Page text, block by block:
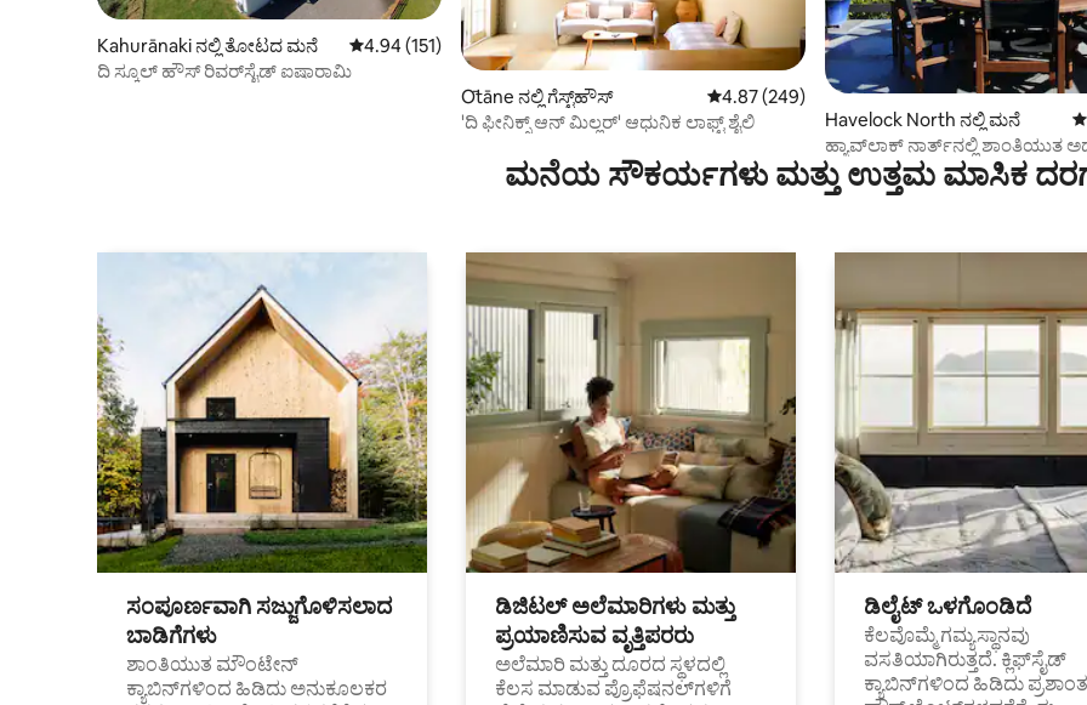
Kahurānaki ನಲ್ಲಿ ತೋಟದ ಮನೆ 5 ರಲ್ಲಿ 4.94 ಸರಾಸರಿ ರೇಟಿಂಗ್, 151 ವಿಮರ್ಶೆಗಳು
4.94 (151)
ದಿ ಸ್ಕೂಲ್ ಹೌಸ್ ರಿವರ್‌ಸೈಡ್ ಐಷಾರಾಮಿ
Ōtāne ನಲ್ಲಿ ಗೆಸ್ಟ್‌ಹೌಸ್ 5 ರಲ್ಲಿ 4.87 ಸರಾಸರಿ ರೇಟಿಂಗ್, 249 ವಿಮರ್ಶೆಗಳು
4.87 (249)
'ದಿ ಫೀನಿಕ್ಸ್ ಆನ್ ಮಿಲ್ಲರ್' ಆಧುನಿಕ ಲಾಫ್ಟ್ ಶೈಲಿ
Havelock North ನಲ್ಲಿ ಮನೆ 5
ಹ್ಯಾವ್‌ಲಾಕ್ ನಾರ್ತ್‌ನಲ್ಲಿ ಶಾಂತಿಯುತ
ಮನೆಯ ಸೌಕರ್ಯಗಳು ಮತ್ತು ಉತ್ತಮ ಮಾಸಿಕ
ಸಂಪೂರ್ಣವಾಗಿ ಸಜ್ಜುಗೊಳಿಸಲಾದ
ಬಾಡಿಗೆಗಳು
ಶಾಂತಿಯುತ ಮೌಂಟೇನ್
ಕ್ಯಾಬಿನ್‌ಗಳಿಂದ ಹಿಡಿದು ಅನುಕೂಲಕರ
ಡಿಜಿಟಲ್ ಅಲೆಮಾರಿಗಳು ಮತ್ತು
ಪ್ರಯಾಣಿಸುವ ವೃತ್ತಿಪರರು
ಅಲೆಮಾರಿ ಮತ್ತು ದೂರದ ಸ್ಥಳದಲ್ಲಿ
ಕೆಲಸ ಮಾಡುವ ಪ್ರೊಫೆಷನಲ್‌ಗಳಿಗೆ
ಡಿಲೈಟ್ ಒಳಗೊಂಡಿದೆ
ಕೆಲವೊಮ್ಮೆ ಗಮ್ಯಸ್ಥಾನವು
ವಸತಿಯಾಗಿರುತ್ತದೆ. ಕ್ಲಿಫ್‌ಸೈಡ್
ಕ್ಯಾಬಿನ್‌ಗಳಿಂದ ಹಿಡಿದು